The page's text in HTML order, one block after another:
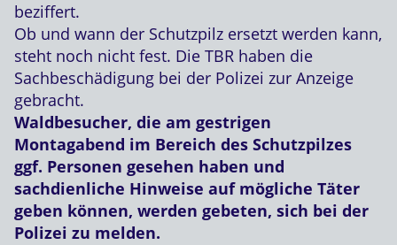
beziffert.
Ob und wann der Schutzpilz ersetzt werden kann,
steht noch nicht fest. Die TBR haben die
Sachbeschädigung bei der Polizei zur Anzeige
gebracht.
Waldbesucher, die am gestrigen
Montagabend im Bereich des Schutzpilzes
ggf. Personen gesehen haben und
sachdienliche Hinweise auf mögliche Täter
geben können, werden gebeten, sich bei der
Polizei zu melden.